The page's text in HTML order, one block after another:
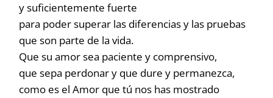
y suficientemente fuerte
para poder superar las diferencias y las pruebas
que son parte de la vida.
Que su amor sea paciente y comprensivo,
que sepa perdonar y que dure y permanezca,
como es el Amor que tú nos has mostrado